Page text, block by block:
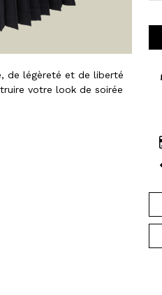
de légèreté et de liberté
votre look de soirée